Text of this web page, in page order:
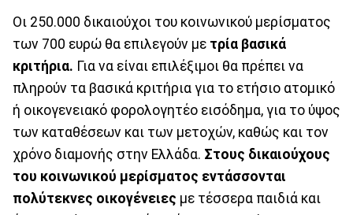
Οι 250.000 δικαιούχοι του κοινωνικού μερίσματος
των 700 ευρώ θα επιλεγούν με τρία βασικά
κριτήρια. Για να είναι επιλέξιμοι θα πρέπει να
πληρούν τα βασικά κριτήρια για το ετήσιο ατομικό
ή οικογενειακό φορολογητέο εισόδημα, για το ύψος
των καταθέσεων και των μετοχών, καθώς και τον
χρόνο διαμονής στην Ελλάδα. Στους δικαιούχους
του κοινωνικού μερίσματος εντάσσονται
πολύτεκνες οικογένειες με τέσσερα παιδιά και